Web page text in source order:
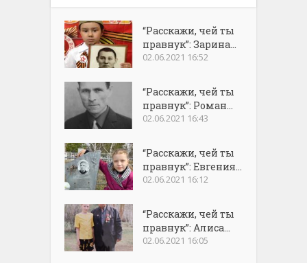
“Расскажи, чей ты
правнук”: Зарина...
02.06.2021 16:52
“Расскажи, чей ты
правнук”: Роман...
02.06.2021 16:43
“Расскажи, чей ты
правнук”: Евгения...
02.06.2021 16:12
“Расскажи, чей ты
правнук”: Алиса...
02.06.2021 16:05